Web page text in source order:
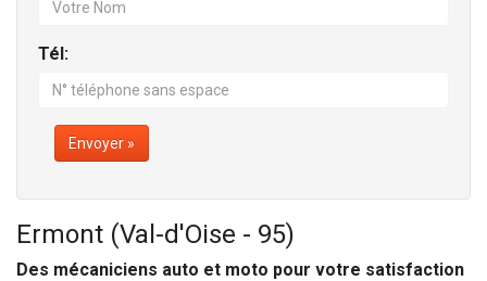
Tél:
Envoyer »
Ermont (Val-d'Oise - 95)
Des mécaniciens auto et moto pour votre satisfaction